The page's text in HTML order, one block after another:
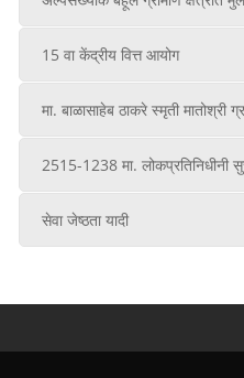
15 वा केंद्रीय वित्त आयोग
मा. बाळासाहेब ठाकरे स्मृती मातोश्री
2515-1238 मा. लोकप्रतिनिधीनी
सेवा जेष्ठता यादी